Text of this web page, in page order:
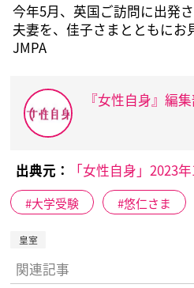
今年5月、英国ご訪問に出発
夫妻を、佳子さまとともにお
JMPA
『女性自身』編
出典元： 「女性自身」2023
大学受験 悠仁さま
皇室
関連記事